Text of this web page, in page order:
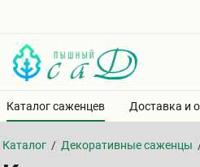
Каталог саженцев Доставка и
Каталог / Декоративные саженцы